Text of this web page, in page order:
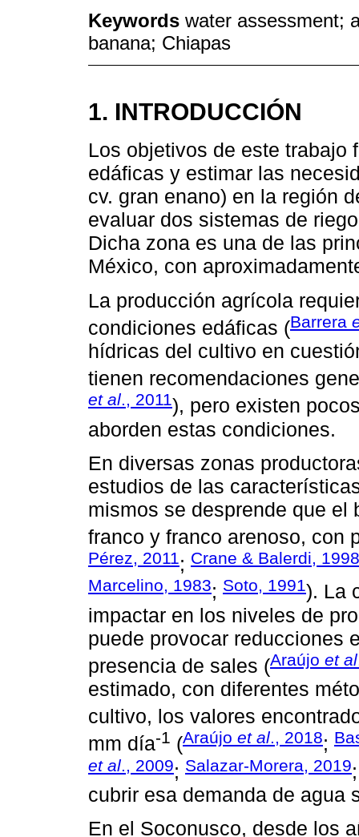
Keywords water assessment;
banana; Chiapas
1. INTRODUCCIÓN
Los objetivos de este trabajo
edáficas y estimar las
cv. gran enano) en la región
evaluar dos sistemas de
Dicha zona es una de las
México, con
La producción agrícola
condiciones edáficas (Barrera
hídricas del cultivo en
tienen recomendaciones
et al., 2011), pero existen
aborden estas condiciones.
En diversas zonas
estudios de las
mismos se desprende que el
franco y franco arenoso, con
Pérez, 2011; Crane & Balerdi, 1998
Marcelino, 1983; Soto, 1991). La
impactar en los niveles de
puede provocar reducciones
presencia de sales (Araújo et al
estimado, con diferentes
cultivo, los valores
mm día-1 (Araújo et al., 2018;
et al., 2009; Salazar-Morera, 2019
cubrir esa demanda de agua
En el Soconusco, desde los